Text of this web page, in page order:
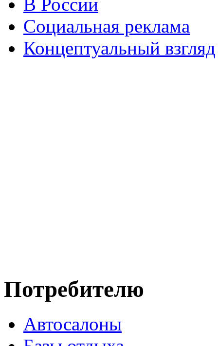
Социальная реклама
Концептуальный взгляд
Потребителю
Автосалоны